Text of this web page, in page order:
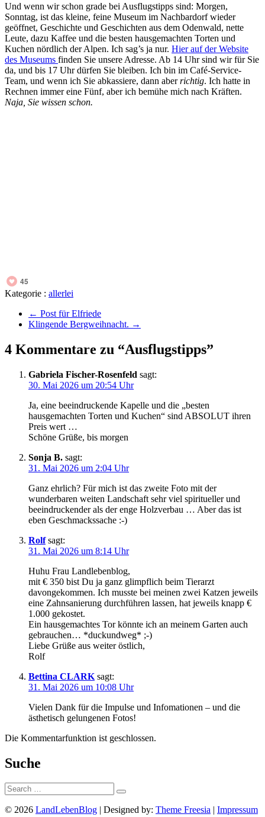
Und wenn wir schon grade bei Ausflugstipps sind: Morgen,
Sonntag, ist das kleine, feine Museum im Nachbardorf wieder
geöffnet, Geschichte und Geschichten aus dem Odenwald, nette
Leute, dazu Kaffee und die besten hausgemachten Torten und
Kuchen nördlich der Alpen. Ich sag’s ja nur. Hier auf der Website
des Museums finden Sie unsere Adresse. Ab 14 Uhr sind wir für Sie
da, und bis 17 Uhr dürfen Sie bleiben. Ich bin im Café-Service-
Team, und wenn ich Sie abkassiere, dann aberrichtig. Ich hatte in
Rechnen immer eine Fünf, aber ich bemühe mich nach Kräften.
Naja, Sie wissen schon.
45
Kategorie : allerlei
← Post für Elfriede
Klingende Bergweihnacht. →
4 Kommentare zu “Ausflugstipps”
Gabriela Fischer-Rosenfeld sagt:
30. Mai 2026 um 20:54 Uhr
Ja, eine beeindruckende Kapelle und die „besten
hausgemachten Torten und Kuchen“ sind ABSOLUT ihren
Preis wert …
Schöne Grüße, bis morgen
Sonja B. sagt:
31. Mai 2026 um 2:04 Uhr
Ganz ehrlich? Für mich ist das zweite Foto mit der
wunderbaren weiten Landschaft sehr viel spiritueller und
beeindruckender als der enge Holzverbau … Aber das ist
eben Geschmackssache :-)
Rolf sagt:
31. Mai 2026 um 8:14 Uhr
Huhu Frau Landlebenblog,
mit € 350 bist Du ja ganz glimpflich beim Tierarzt
davongekommen. Ich musste bei meinen zwei Katzen jeweils
eine Zahnsanierung durchführen lassen, hat jeweils knapp €
1.000 gekostet.
Ein hausgemachtes Tor könnte ich an meinem Garten auch
gebrauchen… *duckundweg* ;-)
Liebe Grüße aus weiter östlich,
Rolf
Bettina CLARK sagt:
31. Mai 2026 um 10:08 Uhr
Vielen Dank für die Impulse und Infomationen – und die
ästhetisch gelungenen Fotos!
Die Kommentarfunktion ist geschlossen.
Suche
Suche:
© 2026 LandLebenBlog | Designed by: Theme Freesia | Impressum